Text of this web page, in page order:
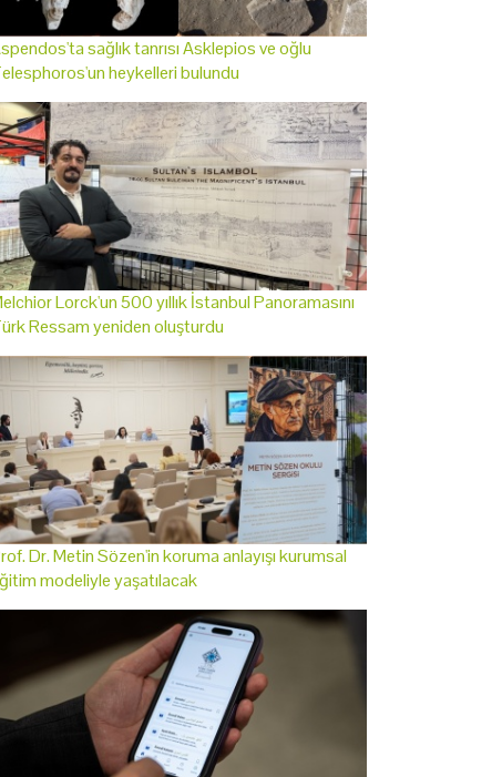
sağlık tanrısı Asklepios ve oğlu
heykelleri bulundu
Lorck'un 500 yıllık İstanbul Panoramasını
Ressam yeniden oluşturdu
Dr. Metin Sözen'in koruma anlayışı kurumsal
modeliyle yaşatılacak